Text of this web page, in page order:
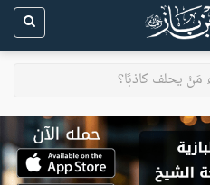
مَنْ يحلف كاذبًا؟